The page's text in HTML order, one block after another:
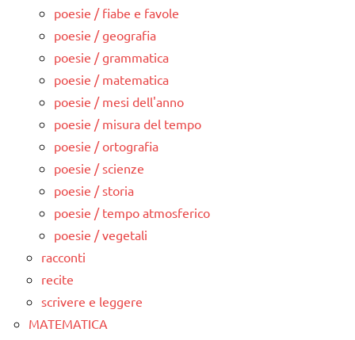
poesie / fiabe e favole
poesie / geografia
poesie / grammatica
poesie / matematica
poesie / mesi dell'anno
poesie / misura del tempo
poesie / ortografia
poesie / scienze
poesie / storia
poesie / tempo atmosferico
poesie / vegetali
racconti
recite
scrivere e leggere
MATEMATICA